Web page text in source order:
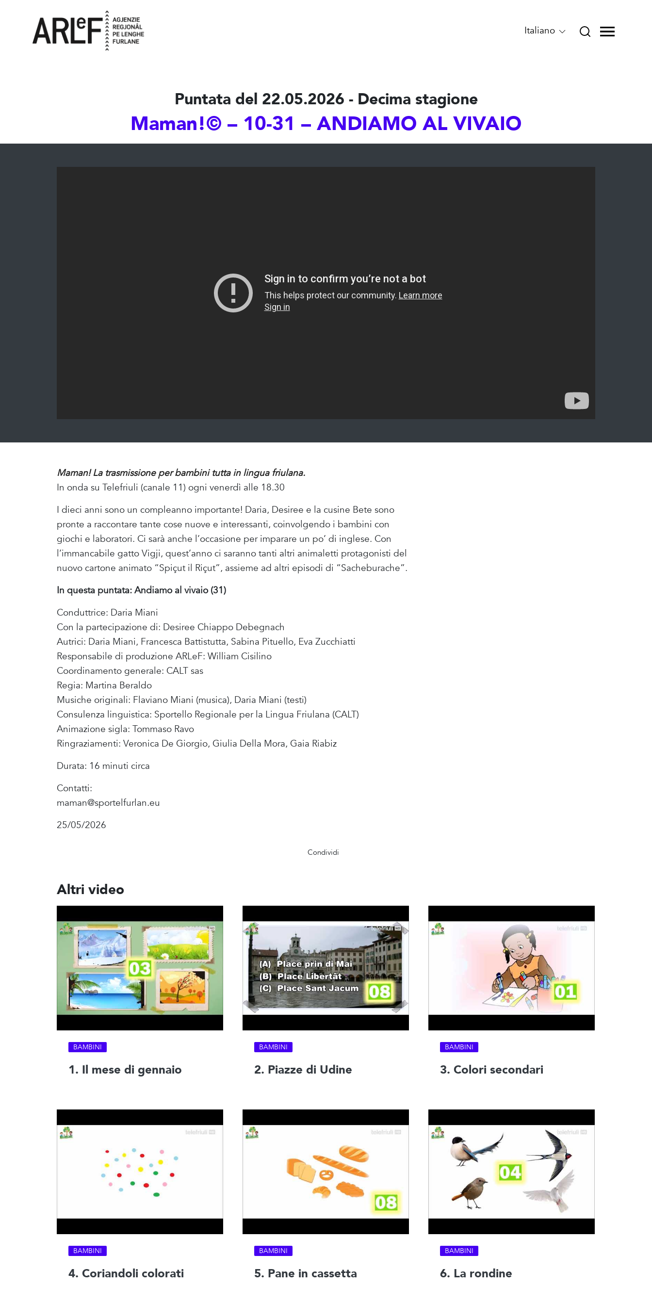
Italiano
Puntata del 22.05.2026 - Decima stagione
Maman!© – 10-31 – ANDIAMO AL VIVAIO
Maman! La trasmissione per bambini tutta in lingua friulana.
In onda su Telefriuli (canale 11) ogni venerdì alle 18.30
I dieci anni sono un compleanno importante! Daria, Desiree e la cusine Bete sono
pronte a raccontare tante cose nuove e interessanti, coinvolgendo i bambini con
giochi e laboratori. Ci sarà anche l’occasione per imparare un po’ di inglese. Con
l’immancabile gatto Vigji, quest’anno ci saranno tanti altri animaletti protagonisti del
nuovo cartone animato “Spiçut il Riçut”, assieme ad altri episodi di “Sacheburache”.
In questa puntata: Andiamo al vivaio (31)
Conduttrice: Daria Miani
Con la partecipazione di: Desiree Chiappo Debegnach
Autrici: Daria Miani, Francesca Battistutta, Sabina Pituello, Eva Zucchiatti
Responsabile di produzione ARLeF: William Cisilino
Coordinamento generale: CALT sas
Regia: Martina Beraldo
Musiche originali: Flaviano Miani (musica), Daria Miani (testi)
Consulenza linguistica: Sportello Regionale per la Lingua Friulana (CALT)
Animazione sigla: Tommaso Ravo
Ringraziamenti: Veronica De Giorgio, Giulia Della Mora, Gaia Riabiz
Durata: 16 minuti circa
Contatti:
maman@sportelfurlan.eu
25/05/2026
Condividi
Altri video
BAMBINI
1. Il mese di gennaio
BAMBINI
2. Piazze di Udine
BAMBINI
3. Colori secondari
BAMBINI
4. Coriandoli colorati
BAMBINI
5. Pane in cassetta
BAMBINI
6. La rondine